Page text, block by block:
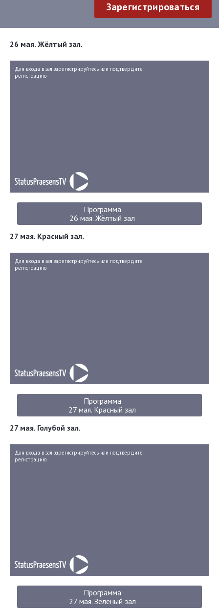
Зарегистрироваться
26 мая. Жёлтый зал.
Для входа в зал зарегистрируйтесь или подтвердите
регистрацию
Программа
26 мая. Жёлтый зал
27 мая. Красный зал.
Для входа в зал зарегистрируйтесь или подтвердите
регистрацию
Программа
27 мая. Красный зал
27 мая. Голубой зал.
Для входа в зал зарегистрируйтесь или подтвердите
регистрацию
Программа
27 мая. Зелёный зал